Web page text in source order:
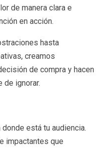
de manera clara e
en acción.
hasta
creamos
de compra y hacen
de ignorar.
está tu audiencia.
impactantes que